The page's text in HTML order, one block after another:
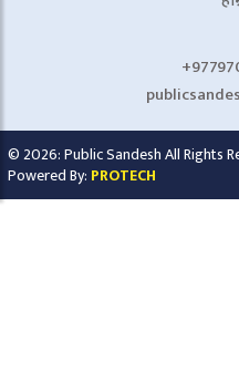
© 2026: Public Sandesh All Rights
Powered By: PROTECH